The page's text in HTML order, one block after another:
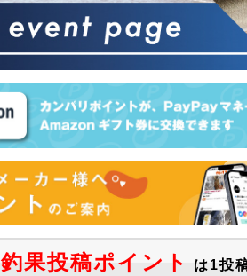
釣果投稿ポイント は1投